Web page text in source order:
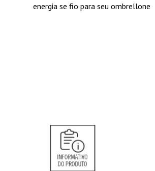
energia se fio para seu ombrellone